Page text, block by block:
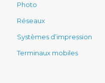
Photo
Réseaux
Systèmes d’impression
Terminaux mobiles